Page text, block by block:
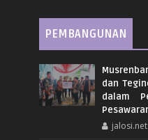
PEMBANGUNAN
dan
dalam
jalosi.net